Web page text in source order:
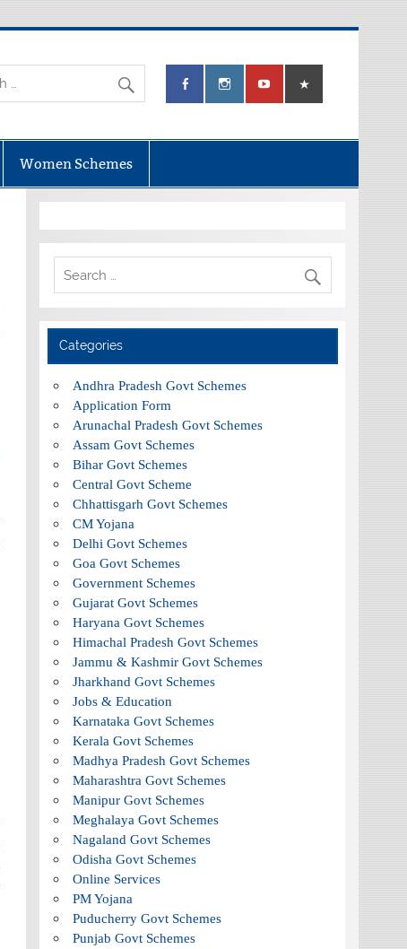
Women Schemes
Categories
Andhra Pradesh Govt Schemes
Application Form
Arunachal Pradesh Govt Schemes
Assam Govt Schemes
Bihar Govt Schemes
Central Govt Scheme
Chhattisgarh Govt Schemes
CM Yojana
Delhi Govt Schemes
Goa Govt Schemes
Government Schemes
Gujarat Govt Schemes
Haryana Govt Schemes
Himachal Pradesh Govt Schemes
Jammu & Kashmir Govt Schemes
Jharkhand Govt Schemes
Jobs & Education
Karnataka Govt Schemes
Kerala Govt Schemes
Madhya Pradesh Govt Schemes
Maharashtra Govt Schemes
Manipur Govt Schemes
Meghalaya Govt Schemes
Nagaland Govt Schemes
Odisha Govt Schemes
Online Services
PM Yojana
Puducherry Govt Schemes
Punjab Govt Schemes